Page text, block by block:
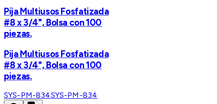
Pija Multiusos Fosfatizada
#8 x 3/4", Bolsa con 100
piezas.
Pija Multiusos Fosfatizada
#8 x 3/4", Bolsa con 100
piezas.
SYS-PM-834SYS-PM-834